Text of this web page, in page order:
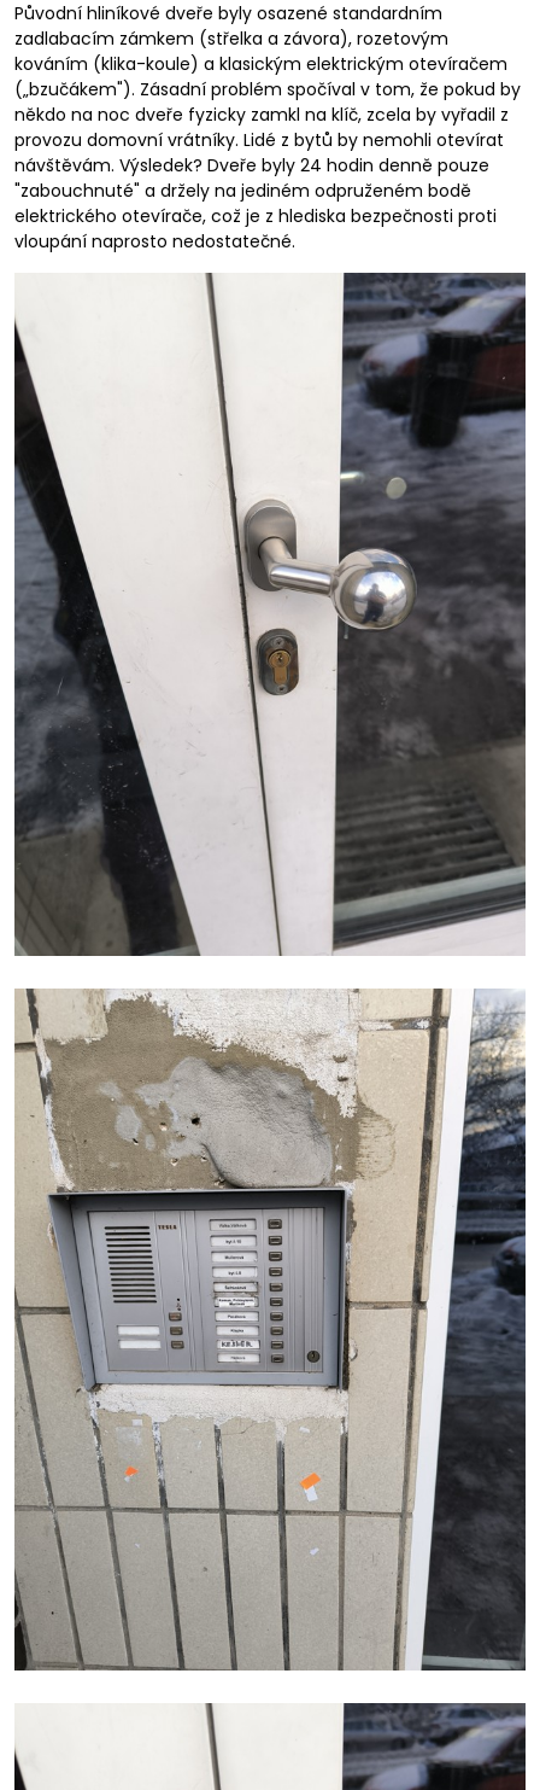
Původní hliníkové dveře byly osazené standardním
zadlabacím zámkem (střelka a závora), rozetovým
kováním (klika-koule) a klasickým elektrickým otevíračem
(„bzučákem"). Zásadní problém spočíval v tom, že pokud by
někdo na noc dveře fyzicky zamkl na klíč, zcela by vyřadil z
provozu domovní vrátníky. Lidé z bytů by nemohli otevírat
návštěvám. Výsledek? Dveře byly 24 hodin denně pouze
"zabouchnuté" a držely na jediném odpruženém bodě
elektrického otevírače, což je z hlediska bezpečnosti proti
vloupání naprosto nedostatečné.